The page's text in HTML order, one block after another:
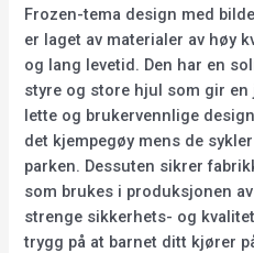
Frozen-tema design med
er laget av materialer av høy
og lang levetid. Den har en
styre og store hjul som gir
lette og brukervennlige
det kjempegøy mens de
parken. Dessuten sikrer
som brukes i produksjonen
strenge sikkerhets- og
trygg på at barnet ditt kjører